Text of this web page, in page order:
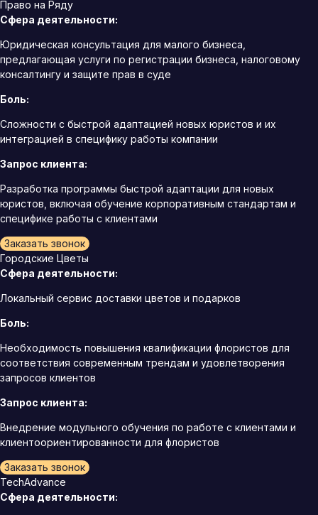
Право на Ряду
Сфера деятельности:
Юридическая консультация для малого бизнеса,
предлагающая услуги по регистрации бизнеса, налоговому
консалтингу и защите прав в суде
Боль:
Сложности с быстрой адаптацией новых юристов и их
интеграцией в специфику работы компании
Запрос клиента:
Разработка программы быстрой адаптации для новых
юристов, включая обучение корпоративным стандартам и
специфике работы с клиентами
Заказать звонок
Городские Цветы
Сфера деятельности:
Локальный сервис доставки цветов и подарков
Боль:
Необходимость повышения квалификации флористов для
соответствия современным трендам и удовлетворения
запросов клиентов
Запрос клиента:
Внедрение модульного обучения по работе с клиентами и
клиентоориентированности для флористов
Заказать звонок
TechAdvance
Сфера деятельности: